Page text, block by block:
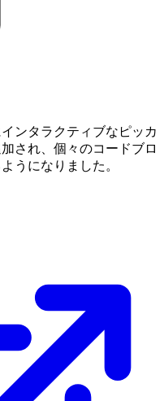
ンタラクティブなピッカ
され、個々のコードブロ
うになりました。